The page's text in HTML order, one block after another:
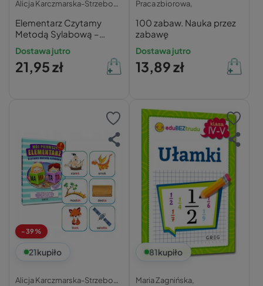
Alicja Karczmarska-Strzebońska,
Elementarz Czytamy
Metodą Sylabową –
Alicja Karczmarska-
Strzebońska
Dostawa jutro
21,95 zł
Praca zbiorowa,
100 zabaw. Nauka przez
zabawę
Dostawa jutro
13,89 zł
-39%
21kupiło
Alicja Karczmarska-Strzebońska,
81kupiło
Maria Zagnińska,